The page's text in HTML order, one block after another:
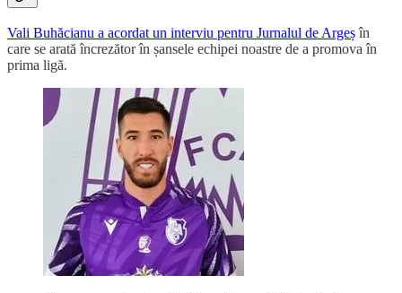
Vali Buhăcianu a acordat un interviu pentru Jurnalul de Argeșîn
care se arată încrezător în șansele echipei noastre de a promova în
prima ligă.